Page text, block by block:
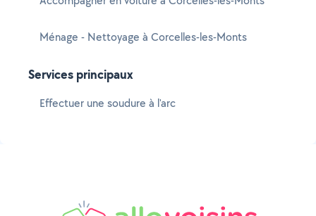
Ménage - Nettoyage à Corcelles-les-Monts
Services principaux
Effectuer une soudure à l'arc